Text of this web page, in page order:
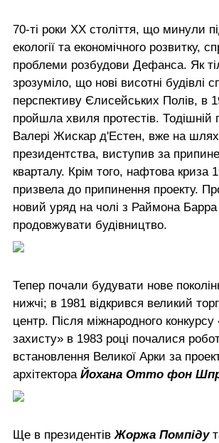
70-ті роки ХХ століття, що минули
екології та економічного розвитку,
проблеми розбудови Дефанса. Як
зрозуміло, що нові висотні будівлі
перспективу Єлисейських Полів, в
пройшла хвиля протестів. Тодішній
Валері Жискар д'Естен, вже на
президентства, виступив за
кварталу. Крім того, нафтова криза
призвела до припинення проекту.
новий уряд на чолі з Раймона
продовжувати будівництво.
Тепер почали будувати нове
нижчі; в 1981 відкрився великий
центр. Після міжнародного
захисту» в 1983 році почалися
встановлення Великої Арки за
архітектора Йохана Отто фон
Ще в президентів Жоржа Помпіду